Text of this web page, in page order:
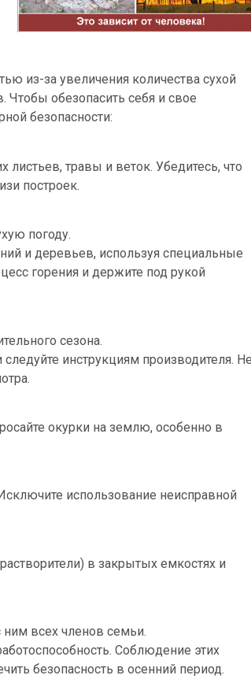
из-за увеличения количества сухой
Чтобы обезопасить себя и свое
безопасности:
листьев, травы и веток. Убедитесь, что
построек.
погоду.
и деревьев, используя специальные
горения и держите под рукой
сезона.
инструкциям производителя. Не
окурки на землю, особенно в
использование неисправной
в закрытых емкостях и
ним всех членов семьи.
Соблюдение этих
безопасность в осенний период.